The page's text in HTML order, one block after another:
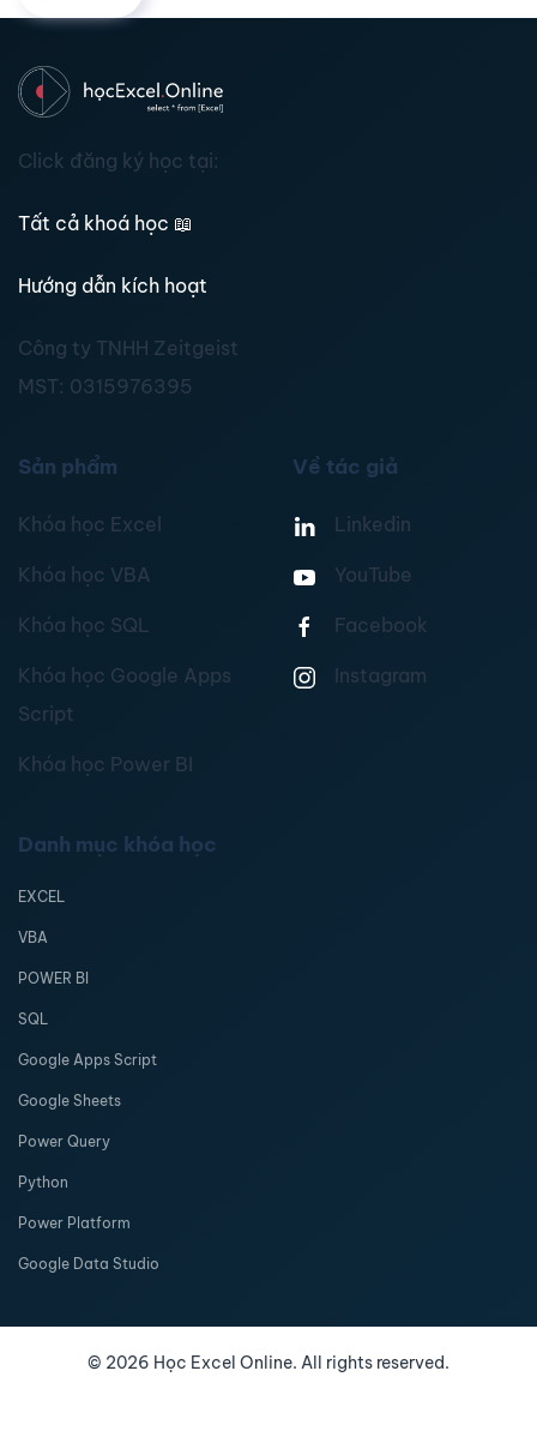
Click đăng ký học tại:
Tất cả khoá học 📖
Hướng dẫn kích hoạt
Công ty TNHH Zeitgeist
MST: 0315976395
Sản phẩm
Khóa học Excel
Khóa học VBA
Khóa học SQL
Khóa học Google Apps
Script
Khóa học Power BI
Về tác giả
Linkedin
YouTube
Facebook
Instagram
Danh mục khóa học
EXCEL
VBA
POWER BI
SQL
Google Apps Script
Google Sheets
Power Query
Python
Power Platform
Google Data Studio
© 2026 Học Excel Online. All rights reserved.